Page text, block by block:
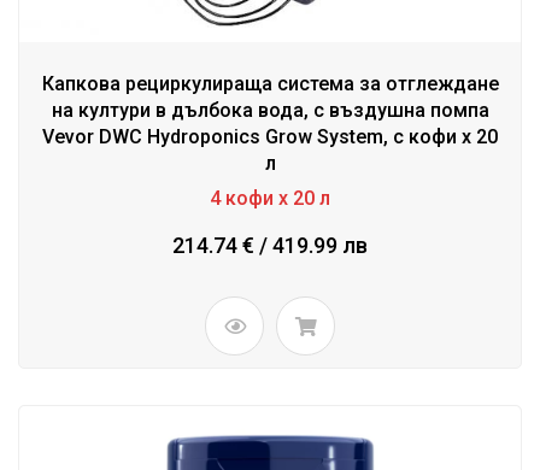
Капкова рециркулираща система за отглеждане
на култури в дълбока вода, с въздушна помпа
Vevor DWC Hydroponics Grow System, с кофи x 20
л
4 кофи х 20 л
214.74 € / 419.99 лв